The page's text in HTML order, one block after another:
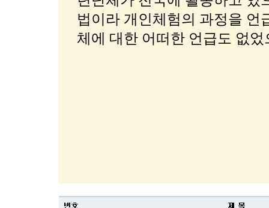
법이라 개인체험의 과정을 언
체에 대한 어떠한 언급도 없